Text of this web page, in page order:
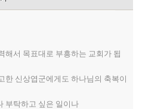
해서 목표대로 부흥하는 교회가 됩
한 신상엽군에게도 하나님의 축복이
부탁하고 싶은 일이나